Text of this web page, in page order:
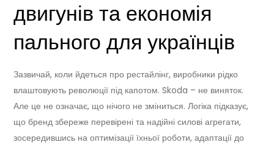
двигунів та економія
пального для українців
Зазвичай, коли йдеться про рестайлінг, виробники рідко
влаштовують революції під капотом. Skoda – не виняток.
Але це не означає, що нічого не зміниться. Логіка підказує,
що бренд збереже перевірені та надійні силові агрегати,
зосередившись на оптимізації їхньої роботи, адаптації до